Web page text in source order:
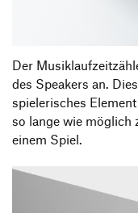
Der
des Speakers an.
spielerisches
so lange wie möglich
einem Spiel.